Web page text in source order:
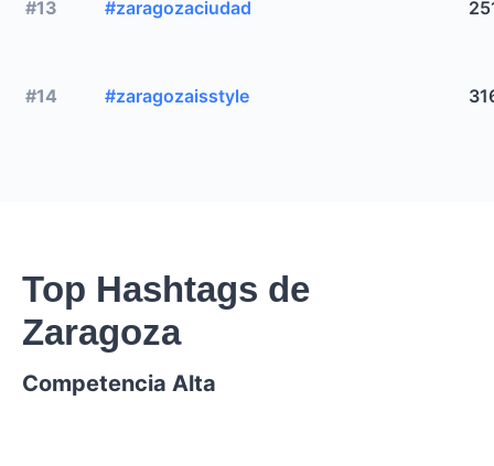
#13 #zaragozaciudad
#14 #zaragozaisstyle
Top Hashtags de
Zaragoza
Competencia Alta